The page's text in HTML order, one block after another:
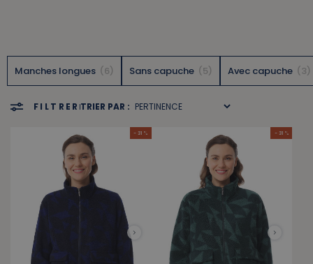
Manches longues 6 Sans capuche 5 Avec capuche 3
FILTRER TRIER PAR :
- 31 % - 31 %